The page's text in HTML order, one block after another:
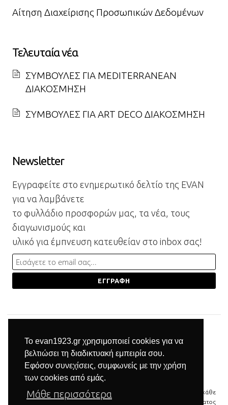
Το evan1923.gr χρησιμοποιεί cookies για να
βελτιώσει τη διαδικτυακή εμπειρία σου.
Εφόσον συνεχίσεις, συμφωνείς με την χρήση
των cookies από εμάς.
Μάθε περισσότερα
Αίτηση Διαχείρισης Προσωπικών Δεδομένων
Τελευταία νέα
ΣΥΜΒΟΥΛΕΣ ΓΙΑ MEDITERRANEAN
ΔΙΑΚΟΣΜΗΣΗ
ΣΥΜΒΟΥΛΕΣ ΓΙΑ ART DECO ΔΙΑΚΟΣΜΗΣΗ
Newsletter
Εγγραφείτε στο ενημερωτικό δελτίο της EVAN
για να λαμβάνετε
το φυλλάδιο προσφορών μας, τα νέα, τους
διαγωνισμούς και
υλικό για έμπνευση κατευθείαν στο inbox σας!
© 2026 Βιομηχανία επίπλων Μπαξεβανίδης | Με την επιφύλαξη κάθε
νόμιμου δικαιώματος